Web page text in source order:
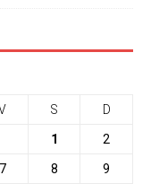
S D
1 2
7 8 9